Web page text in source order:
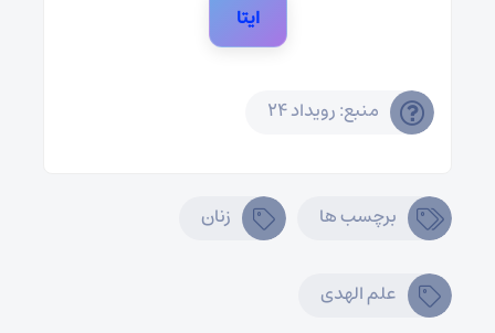
ایتا
منبع: رویداد 24
برچسب ها زنان
علم الهدی